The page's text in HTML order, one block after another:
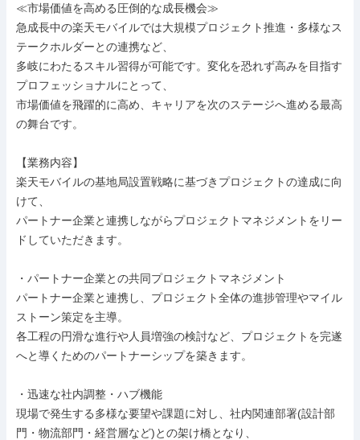
≪市場価値を高める圧倒的な成長機会≫
急成長中の楽天モバイルでは大規模プロジェクト推進・多様なス
テークホルダーとの連携など、
多岐にわたるスキル習得が可能です。変化を恐れず高みを目指す
プロフェッショナルにとって、
市場価値を飛躍的に高め、キャリアを次のステージへ進める最高
の舞台です。
【業務内容】
楽天モバイルの基地局設置戦略に基づきプロジェクトの達成に向
けて、
パートナー企業と連携しながらプロジェクトマネジメントをリー
ドしていただきます。
・パートナー企業との共同プロジェクトマネジメント
パートナー企業と連携し、プロジェクト全体の進捗管理やマイル
ストーン策定を主導。
各工程の円滑な進行や人員増強の検討など、プロジェクトを完遂
へと導くためのパートナーシップを築きます。
・迅速な社内調整・ハブ機能
現場で発生する多様な要望や課題に対し、社内関連部署(設計部
門・物流部門・経営層など)との架け橋となり、